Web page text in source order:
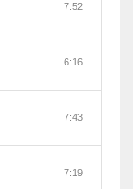
7:52
6:16
7:43
7:19